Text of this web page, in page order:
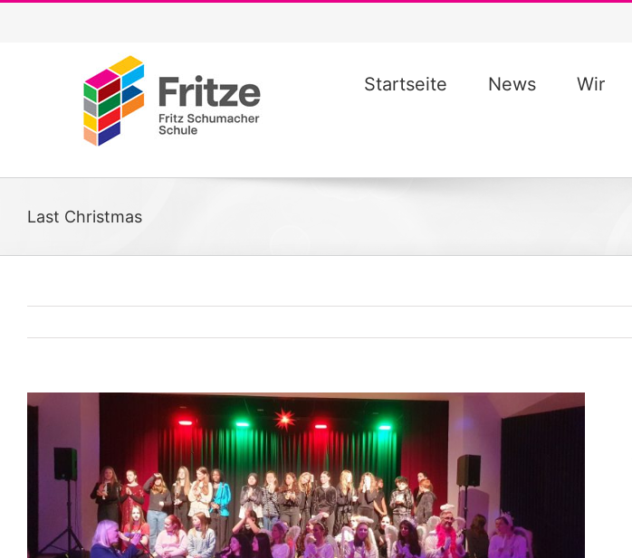
Startseite News Wir
Last Christmas